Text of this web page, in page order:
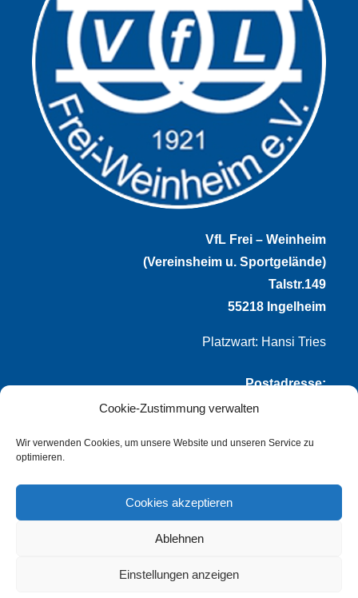
Cookie-Zustimmung verwalten
Wir verwenden Cookies, um unsere Website und unseren Service zu
optimieren.
Cookies akzeptieren
Ablehnen
Einstellungen anzeigen
VfL Frei – Weinheim
(Vereinsheim u. Sportgelände)
Talstr.149
55218 Ingelheim
Platzwart: Hansi Tries
Postadresse:
VfL Frei-Weinheim 1921 e.V.
Thomas Winternheimer
Talstr. 149
55218 Ingelheim
dozo-design Impressum